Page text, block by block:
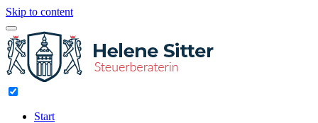
Skip to content
Start